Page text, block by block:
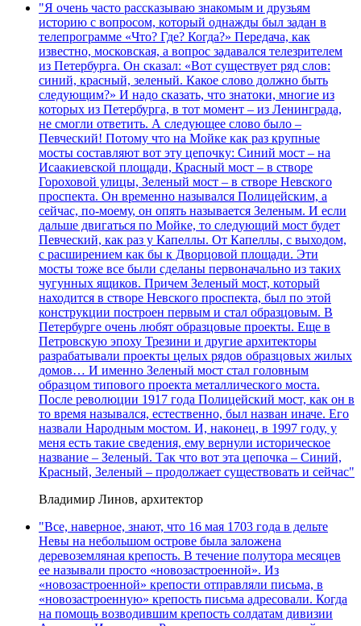
"Я очень часто рассказываю знакомым и друзьям
историю с вопросом, который однажды был задан в
телепрограмме «Что? Где? Когда?» Передача, как
известно, московская, а вопрос задавался телезрителем
из Петербурга. Он сказал: «Вот существует ряд слов:
синий, красный, зеленый. Какое слово должно быть
следующим?» И надо сказать, что знатоки, многие из
которых из Петербурга, в тот момент – из Ленинграда,
не смогли ответить. А следующее слово было –
Певческий! Потому что на Мойке как раз крупные
мосты составляют вот эту цепочку: Синий мост – на
Исаакиевской площади, Красный мост – в створе
Гороховой улицы, Зеленый мост – в створе Невского
проспекта. Он временно назывался Полицейским, а
сейчас, по-моему, он опять называется Зеленым. И если
дальше двигаться по Мойке, то следующий мост будет
Певческий, как раз у Капеллы. От Капеллы, с выходом,
с расширением как бы к Дворцовой площади. Эти
мосты тоже все были сделаны первоначально из таких
чугунных ящиков. Причем Зеленый мост, который
находится в створе Невского проспекта, был по этой
конструкции построен первым и стал образцовым. В
Петербурге очень любят образцовые проекты. Еще в
Петровскую эпоху Трезини и другие архитекторы
разрабатывали проекты целых рядов образцовых жилых
домов… И именно Зеленый мост стал головным
образцом типового проекта металлического моста.
После революции 1917 года Полицейский мост, как он в
то время назывался, естественно, был назван иначе. Его
назвали Народным мостом. И, наконец, в 1997 году, у
меня есть такие сведения, ему вернули историческое
название – Зеленый. Так что вот эта цепочка – Синий,
Красный, Зеленый – продолжает существовать и сейчас"
Владимир Линов, архитектор
"Все, наверное, знают, что 16 мая 1703 года в дельте
Невы на небольшом острове была заложена
деревоземляная крепость. В течение полутора месяцев
ее называли просто «новозастроенной». Из
«новозастроенной» крепости отправляли письма, в
«новозастроенную» крепость письма адресовали. Когда
на помощь возводившим крепость солдатам дивизии